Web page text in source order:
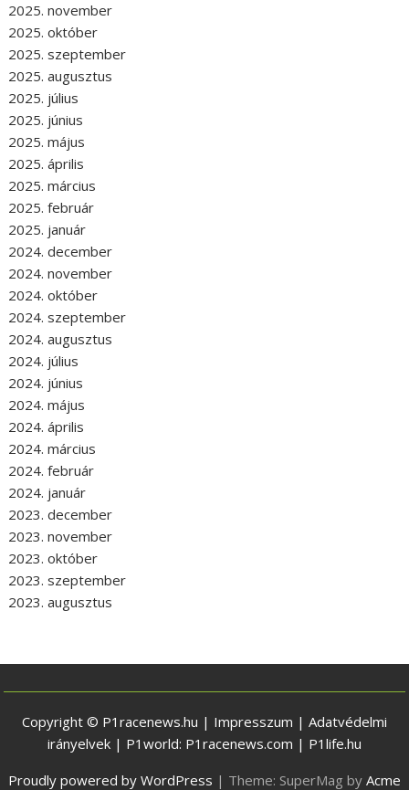
2025. november
2025. október
2025. szeptember
2025. augusztus
2025. július
2025. június
2025. május
2025. április
2025. március
2025. február
2025. január
2024. december
2024. november
2024. október
2024. szeptember
2024. augusztus
2024. július
2024. június
2024. május
2024. április
2024. március
2024. február
2024. január
2023. december
2023. november
2023. október
2023. szeptember
2023. augusztus
Copyright © P1racenews.hu | Impresszum | Adatvédelmi
irányelvek | P1world: P1racenews.com | P1life.hu
Proudly powered by WordPress | Theme: SuperMag by Acme